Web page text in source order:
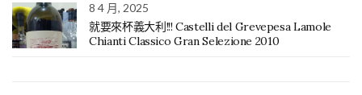
8 4 月, 2025
就要來杯義大利!!! Castelli del Grevepesa Lamole
Chianti Classico Gran Selezione 2010